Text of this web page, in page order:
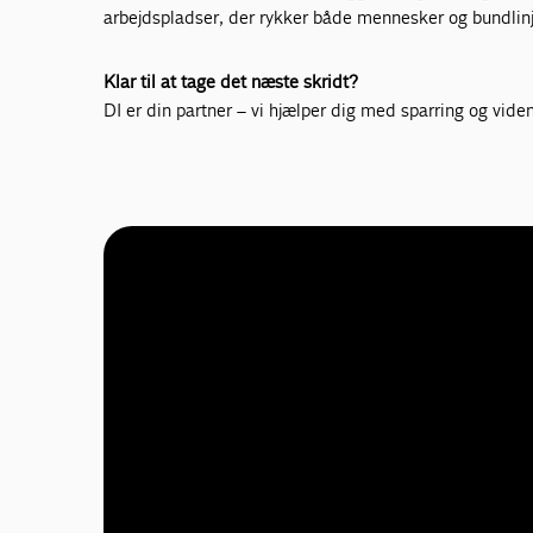
arbejdspladser, der rykker både mennesker og
Klar til at tage det næste skridt?
DI er din partner – vi hjælper dig med sparring og